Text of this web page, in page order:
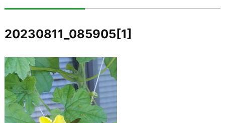
20230811_085905[1]